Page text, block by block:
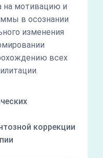
на мотивацию и
в осознании
изменения
всех
коррекции